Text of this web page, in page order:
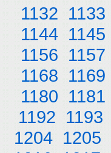
1132 1133
1144 1145
1156 1157
1168 1169
1180 1181
1192 1193
1204 1205